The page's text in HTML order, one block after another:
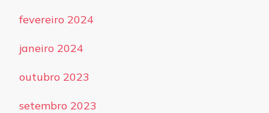
fevereiro 2024
janeiro 2024
outubro 2023
setembro 2023